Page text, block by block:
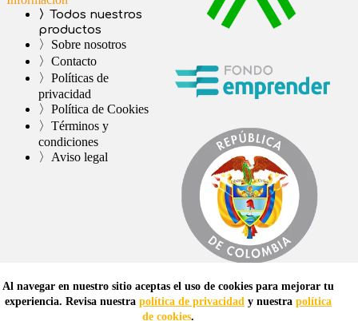
Al navegar en nuestro sitio aceptas el uso de cookies para mejorar tu
experiencia. Revisa nuestrapolítica de privacidad y nuestrapolítica
de cookies.
〉Todos nuestros
productos
〉Sobre nosotros
〉Contacto
〉Políticas de
privacidad
〉Política de Cookies
〉Términos y
condiciones
〉Aviso legal